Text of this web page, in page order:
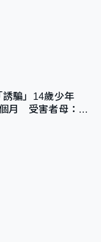
騙」14歲少年
月 受害者母：要